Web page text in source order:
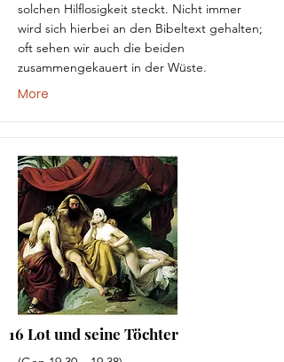
solchen Hilflosigkeit steckt. Nicht immer
wird sich hierbei an den Bibeltext gehalten;
oft sehen wir auch die beiden
zusammengekauert in der Wüste.
More
16 Lot und seine Töchter